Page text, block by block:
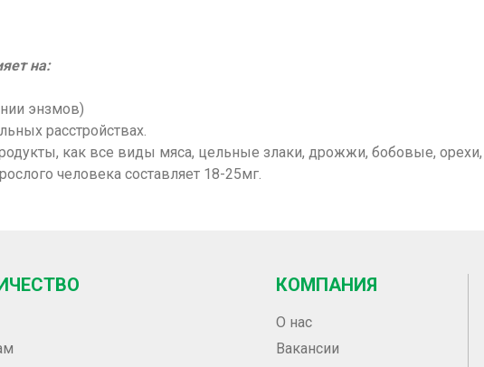
на:
энзмов)
расстройствах.
как все виды мяса, цельные злаки, дрожжи, бобовые,
человека составляет 18-25мг.
КОМПАНИЯ
О нас
Вакансии